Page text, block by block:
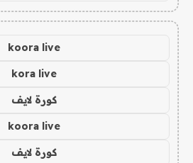
koora live
kora live
كورة لايف
koora live
كورة لايف